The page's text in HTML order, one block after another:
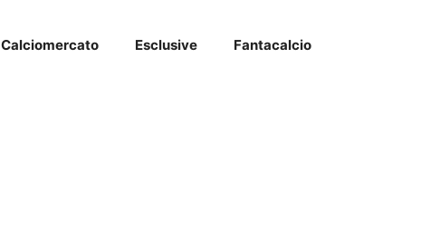
Calciomercato Esclusive Fantacalcio